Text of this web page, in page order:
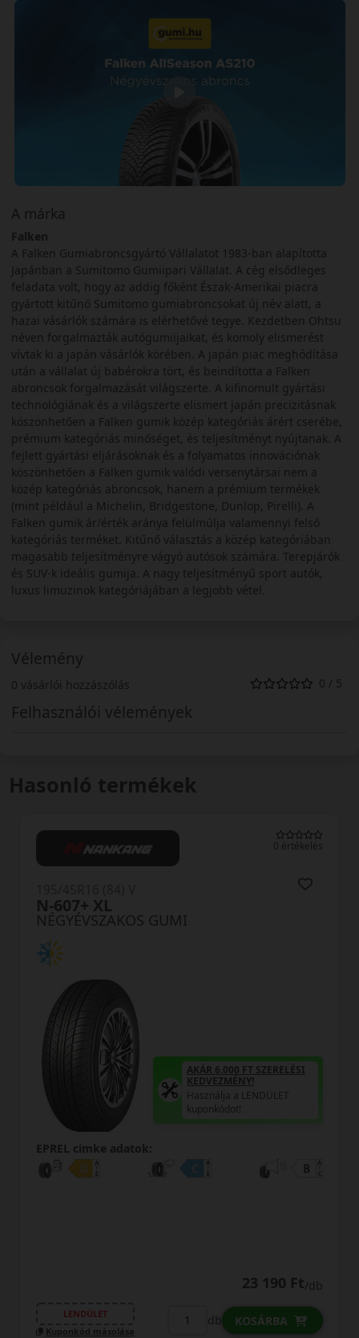
A márka
Falken
A Falken Gumiabroncsgyártó Vállalatot 1983-ban alapította
Japánban a Sumitomo Gumiipari Vállalat. A cég elsődleges
feladata volt, hogy az addig főként Észak-Amerikai piacra
gyártott kitűnő Sumitomo gumiabroncsokat új név alatt, a
hazai vásárlók számára is elérhetővé tegye. Kezdetben Ohtsu
néven forgalmazták autógumiijaikat, és komoly elismerést
vívtak ki a japán vásárlók körében. A japán piac meghódítása
után a vállalat új babérokra tört, és beindította a Falken
abroncsok forgalmazását világszerte. A kifinomult gyártási
technológiának és a világszerte elismert japán precizitásnak
köszönhetően a Falken gumik közép kategóriás árért cserébe,
prémium kategóriás minőséget, és teljesítményt nyújtanak. A
fejlett gyártási eljárásoknak és a folyamatos innovációnak
köszönhetően a Falken gumik valódi versenytársai nem a
közép kategóriás abroncsok, hanem a prémium termékek
(mint például a Michelin, Bridgestone, Dunlop, Pirelli). A
Falken gumik ár/érték aránya felülmúlja valamennyi felső
kategóriás terméket. Kitűnő választás a közép kategóriában
magasabb teljesítményre vágyó autósok számára. Terepjárók
és SUV-k ideális gumija. A nagy teljesítményű sport autók,
luxus limuzinok kategóriájában a legjobb vétel.
Vélemény
0 vásárlói hozzászólás 0 / 5
Felhasználói vélemények
Hasonló termékek
0 értékelés
NÉGYÉVSZAKOS GUMI
HA32 Solus4S XL
AKÁR 6.000 FT SZERELÉSI
KEDVEZMÉNY!
Használja a LENDÜLET
kuponkódot!
EPREL cimke adatok:
31 390 Ft/db
LENDÜLET
Kuponkód másolása
db KOSÁRBA